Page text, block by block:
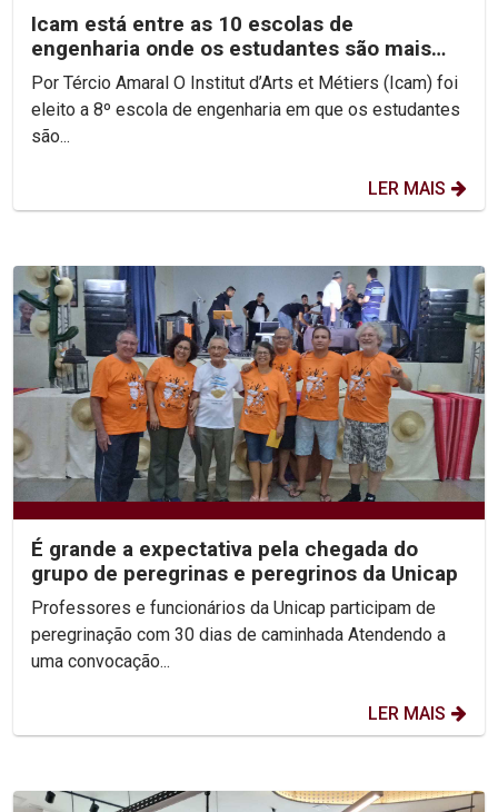
Icam está entre as 10 escolas de
engenharia onde os estudantes são mais
felizes
Por Tércio Amaral O Institut d’Arts et Métiers (Icam) foi
eleito a 8º escola de engenharia em que os estudantes
são...
LER MAIS
É grande a expectativa pela chegada do
grupo de peregrinas e peregrinos da Unicap
Professores e funcionários da Unicap participam de
peregrinação com 30 dias de caminhada Atendendo a
uma convocação...
LER MAIS